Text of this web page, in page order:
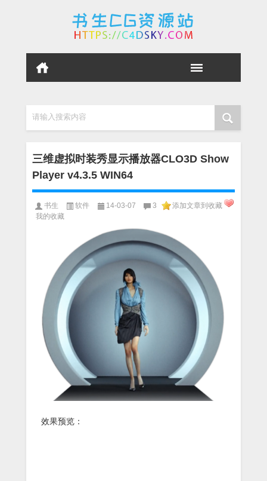
请输入搜索内容
三维虚拟时装秀显示播放器CLO3D Show
Player v4.3.5 WIN64
书生 软件 14-03-07 3
添加文章到收藏
我的收藏
效果预览：